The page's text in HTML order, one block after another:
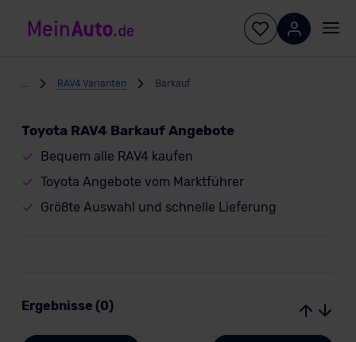
RAV4 Varianten Barkauf
Toyota RAV4 Barkauf Angebote
Bequem alle RAV4 kaufen
Toyota Angebote vom Marktführer
Größte Auswahl und schnelle Lieferung
Ergebnisse (0)